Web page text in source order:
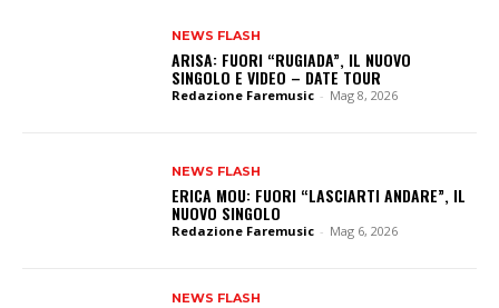
NEWS FLASH
ARISA: FUORI “RUGIADA”, IL NUOVO
SINGOLO E VIDEO – DATE TOUR
Redazione Faremusic - Mag 8, 2026
NEWS FLASH
ERICA MOU: FUORI “LASCIARTI ANDARE”, IL
NUOVO SINGOLO
Redazione Faremusic - Mag 6, 2026
NEWS FLASH